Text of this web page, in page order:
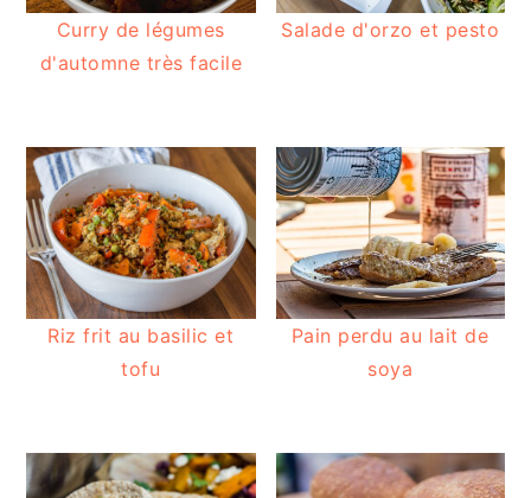
Curry de légumes
d'automne très facile
Salade d'orzo et pesto
Riz frit au basilic et
tofu
Pain perdu au lait de
soya